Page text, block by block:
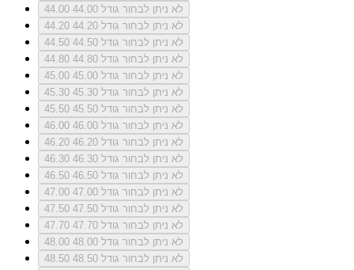
44.00
לא ניתן לבחור גודל 44.00
44.20
לא ניתן לבחור גודל 44.20
44.50
לא ניתן לבחור גודל 44.50
44.80
לא ניתן לבחור גודל 44.80
45.00
לא ניתן לבחור גודל 45.00
45.30
לא ניתן לבחור גודל 45.30
45.50
לא ניתן לבחור גודל 45.50
46.00
לא ניתן לבחור גודל 46.00
46.20
לא ניתן לבחור גודל 46.20
46.30
לא ניתן לבחור גודל 46.30
46.50
לא ניתן לבחור גודל 46.50
47.00
לא ניתן לבחור גודל 47.00
47.50
לא ניתן לבחור גודל 47.50
47.70
לא ניתן לבחור גודל 47.70
48.00
לא ניתן לבחור גודל 48.00
48.50
לא ניתן לבחור גודל 48.50